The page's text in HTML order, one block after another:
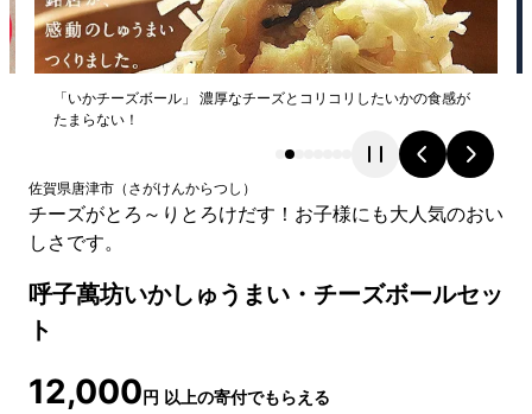
「いかチーズボール」 濃厚なチーズとコリコリしたいかの食感が
たまらない！
佐賀県唐津市 （ さがけんからつし ）
チーズがとろ～りとろけだす！お子様にも大人気のおい
しさです。
呼子萬坊いかしゅうまい・チーズボールセッ
ト
12,000円 以上の寄付でもらえる